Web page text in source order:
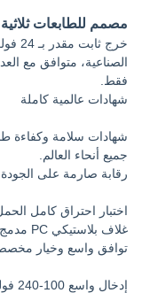
مصمم للطابعات
الصناعية، متوافق مع
فقط.
شهادات عالمية كاملة
جميع أنحاء العالم.
رقابة صارمة على الجودة
غلاف بلاستيكي PC مدمج من الفئة الثانية للتشغيل لفترة طويلة.
توافق واسع وخيار